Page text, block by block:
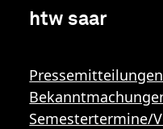
htw saar
Pressemitteilungen
Semestertermine/